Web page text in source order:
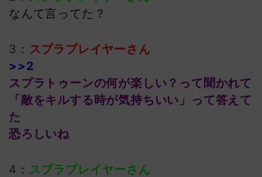
なんて言ってた？
3： スプラプレイヤーさん
>>2
スプラトゥーンの何が楽しい？って聞かれて
「敵をキルする時が気持ちいい」って答えて
た
恐ろしいね
4： スプラプレイヤーさん